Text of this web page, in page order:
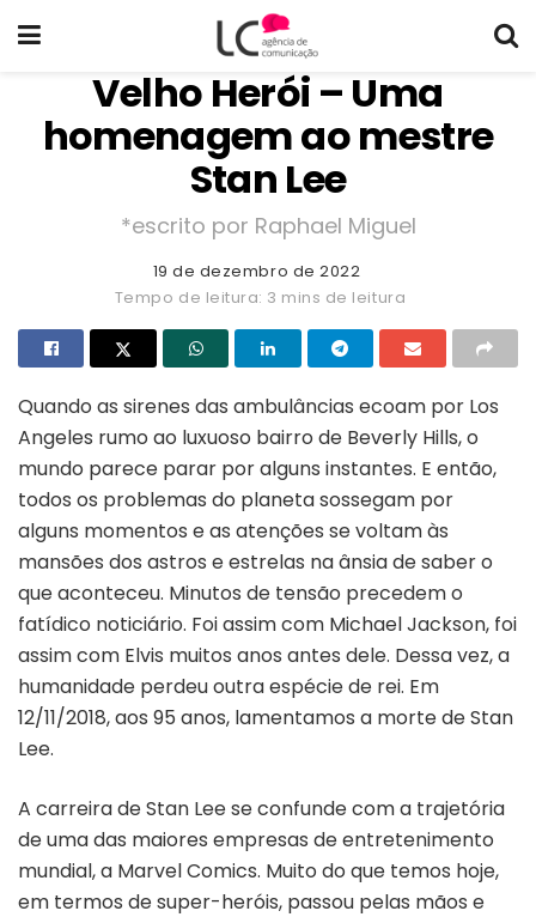
Velho Herói – Uma
homenagem ao mestre
Stan Lee
*escrito por Raphael Miguel
19 de dezembro de 2022
Tempo de leitura: 3 mins de leitura
Quando as sirenes das ambulâncias ecoam por Los
Angeles rumo ao luxuoso bairro de Beverly Hills, o
mundo parece parar por alguns instantes. E então,
todos os problemas do planeta sossegam por
alguns momentos e as atenções se voltam às
mansões dos astros e estrelas na ânsia de saber o
que aconteceu. Minutos de tensão precedem o
fatídico noticiário. Foi assim com Michael Jackson, foi
assim com Elvis muitos anos antes dele. Dessa vez, a
humanidade perdeu outra espécie de rei. Em
12/11/2018, aos 95 anos, lamentamos a morte de Stan
Lee.
A carreira de Stan Lee se confunde com a trajetória
de uma das maiores empresas de entretenimento
mundial, a Marvel Comics. Muito do que temos hoje,
em termos de super-heróis, passou pelas mãos e